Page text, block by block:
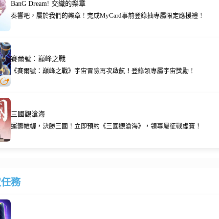
BanG Dream! 交織的樂章
奏響吧，屬於我們的樂章！完成MyCard事前登錄抽專屬限定應援禮！
賽爾號：巔峰之戰
《賽爾號：巔峰之戰》宇宙冒險再次啟航！登錄領專屬宇宙獎勵！
三國觀滄海
運籌帷幄，決勝三國！立即預約《三國觀滄海》，領專屬征戰虛寶！
務